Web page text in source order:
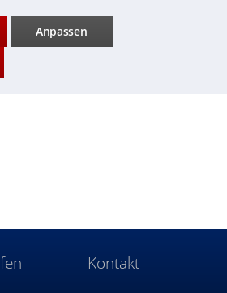
Anpassen
Kontakt